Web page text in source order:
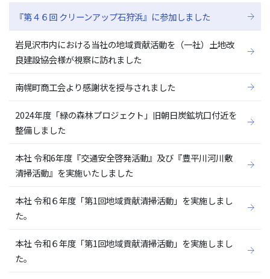
『第４６回 クリーンアップ石狩浜』に参加しました
岩見沢市内における当社の地域貢献活動を（一社）土地改
良建設協会様が視察に訪れました
南幌町商工会より感謝状を授与されました
2024年度「緑の森林プロジェクト」旧朝日炭鉱坑口付近を
整備しました
本社 令和6年度『交通安全啓発活動』及び『豊平川河川敷
清掃活動』を実施いたしました
本社 令和６年度「第1回地域貢献清掃活動」を実施しまし
た。
本社 令和６年度「第1回地域貢献清掃活動」を実施しまし
た。